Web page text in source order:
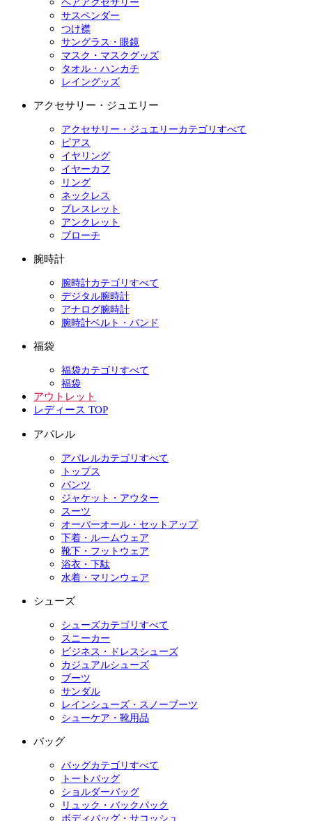
ヘアアクセサリー
サスペンダー
つけ襟
サングラス・眼鏡
マスク・マスクグッズ
タオル・ハンカチ
レイングッズ
アクセサリー・ジュエリー
アクセサリー・ジュエリーカテゴリすべて
ピアス
イヤリング
イヤーカフ
リング
ネックレス
ブレスレット
アンクレット
ブローチ
腕時計
腕時計カテゴリすべて
デジタル腕時計
アナログ腕時計
腕時計ベルト・バンド
福袋
福袋カテゴリすべて
福袋
アウトレット
レディース TOP
アパレル
アパレルカテゴリすべて
トップス
パンツ
ジャケット・アウター
スーツ
オーバーオール・セットアップ
下着・ルームウェア
靴下・フットウェア
浴衣・下駄
水着・マリンウェア
シューズ
シューズカテゴリすべて
スニーカー
ビジネス・ドレスシューズ
カジュアルシューズ
ブーツ
サンダル
レインシューズ・スノーブーツ
シューケア・靴用品
バッグ
バッグカテゴリすべて
トートバッグ
ショルダーバッグ
リュック・バックパック
ボディバッグ・サコッシュ